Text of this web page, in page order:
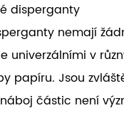
disperganty
nemají
univerzálními v
papíru. Jsou
částic není